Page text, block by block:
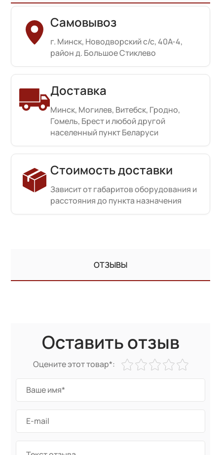
Самовывоз
г. Минск, Новодворский с/с, 40А-4,
район д. Большое Стиклево
Доставка
Минск, Могилев, Витебск, Гродно,
Гомель, Брест и любой другой
населенный пункт Беларуси
Стоимость доставки
Зависит от габаритов оборудования и
расстояния до пункта назначения
ОТЗЫВЫ
Оставить отзыв
Оцените этот товар*: